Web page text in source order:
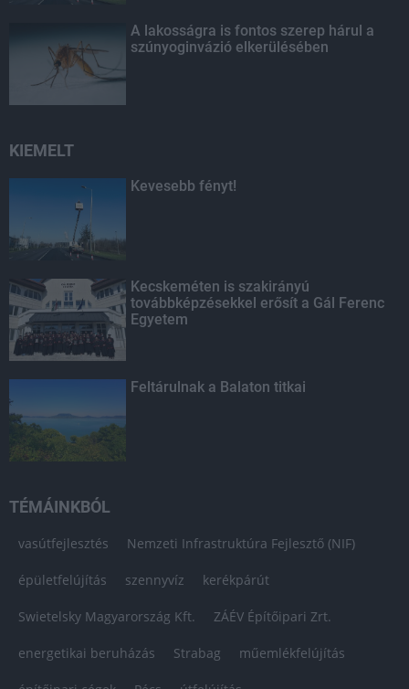
A lakosságra is fontos szerep hárul a
szúnyoginvázió elkerülésében
KIEMELT
Kevesebb fényt!
Kecskeméten is szakirányú
továbbképzésekkel erősít a Gál Ferenc
Egyetem
Feltárulnak a Balaton titkai
TÉMÁINKBÓL
vasútfejlesztés Nemzeti Infrastruktúra Fejlesztő (NIF)
épületfelújítás szennyvíz kerékpárút
Swietelsky Magyarország Kft. ZÁÉV Építőipari Zrt.
energetikai beruházás Strabag műemlékfelújítás